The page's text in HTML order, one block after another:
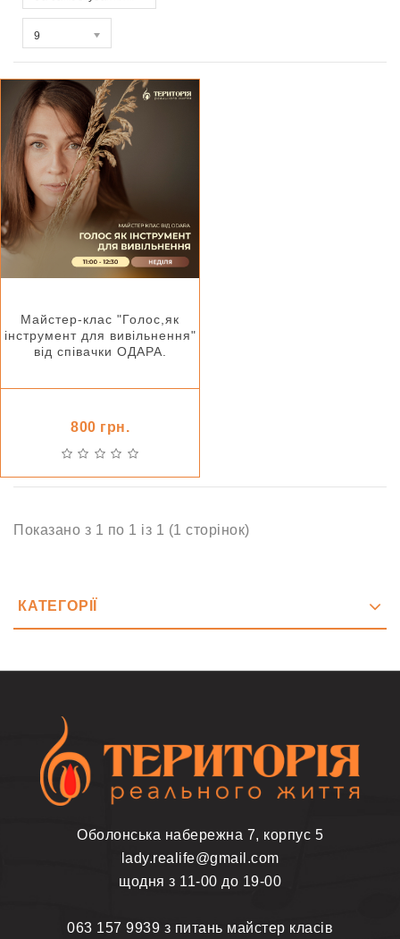
9
Майстер-клас "Голос,як
інструмент для вивільнення"
від співачки ОДАРА.
800 грн.
Показано з 1 по 1 із 1 (1 сторінок)
КАТЕГОРІЇ
Оболонська набережна 7, корпус 5
lady.realife@gmail.com
щодня з 11-00 до 19-00
063 157 9939 з питань майстер класів